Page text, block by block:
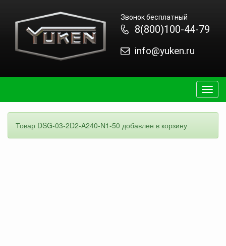
Звонок бесплатный
8(800)100-44-79
info@yuken.ru
Товар DSG-03-2D2-A240-N1-50 добавлен в корзину